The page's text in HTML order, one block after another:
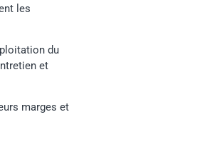
les
du
et
marges et